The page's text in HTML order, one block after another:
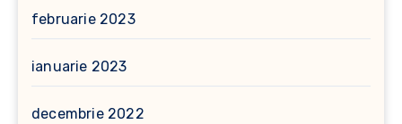
februarie 2023
ianuarie 2023
decembrie 2022